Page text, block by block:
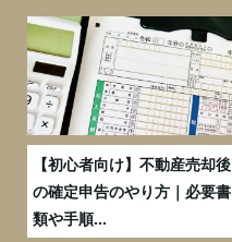
【初心者向け】不動産売却後
の確定申告のやり方｜必要書
類や手順...